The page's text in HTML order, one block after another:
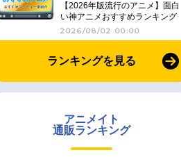
【2026年版流行のアニメ】面白
い神アニメおすすめランキング
【名作・話題作】｜ジャンル別人
気作品をピックアップ
2026/08/02 00:00
ランキングを見る
アニメイト
通販ランキング